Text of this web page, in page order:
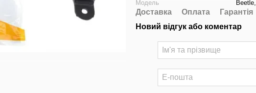
Модель
Beetle,
Доставка Оплата Гарантія
Новий відгук або коментар